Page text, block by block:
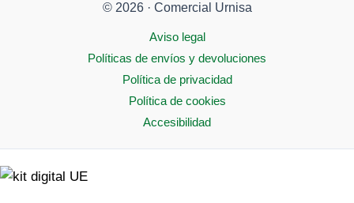
© 2026 · Comercial Urnisa
Aviso legal
Políticas de envíos y devoluciones
Política de privacidad
Política de cookies
Accesibilidad